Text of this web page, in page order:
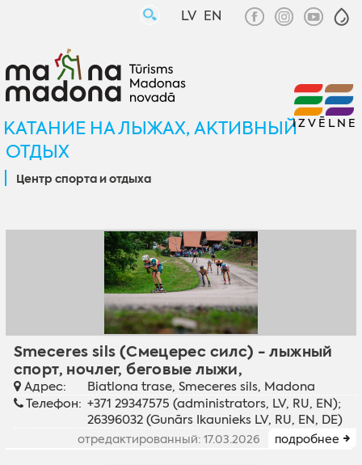
LV EN
KАТАНИЕ НА ЛЫЖАХ, AКТИВНЫЙ
ОТДЫХ
Центр спорта и отдыха
IZVĒLNE
Smeceres sils (Смецерес силс) - лыжный
спорт, ночлег, беговые лыжи,
Адрес:
Biatlona trase, Smeceres sils, Madona
Телефон: +371 29347575 (administrators, LV, RU, EN);
26396032 (Gunārs Ikaunieks LV, RU, EN, DE)
отредактированный: 17.03.2026 подробнее